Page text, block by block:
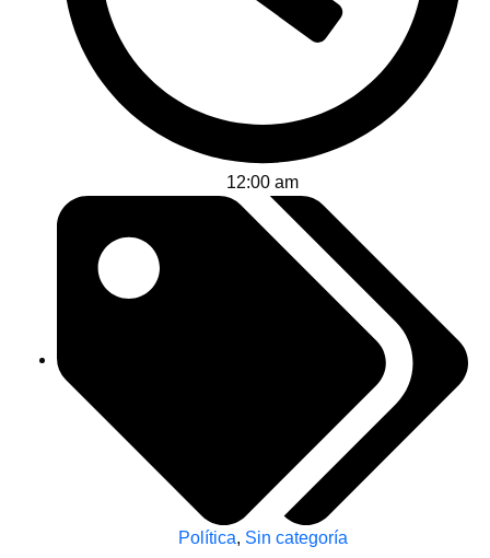
12:00 am
Política, Sin categoría